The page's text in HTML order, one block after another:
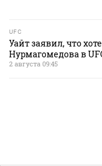
UFC
Уайт заявил, что
Нурмагомедова в
2 августа 09:45